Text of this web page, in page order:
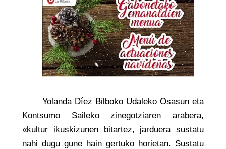
Yolanda Díez Bilboko Udaleko Osasun eta
Kontsumo Saileko zinegotziaren arabera,
«kultur ikuskizunen bitartez, jarduera sustatu
nahi dugu gune hain gertuko horietan. Sustatu